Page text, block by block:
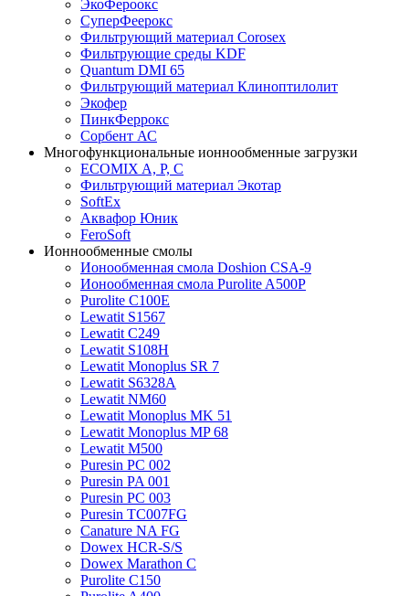
ЭкоФероокс
СуперФеерокс
Фильтрующий материал Corosex
Фильтрующие среды KDF
Quantum DMI 65
Фильтрующий материал Клиноптилолит
Экофер
ПинкФеррокс
Сорбент АС
Многофункциональные ионнообменные загрузки
ECOMIX A, P, C
Фильтрующий материал Экотар
SoftEx
Аквафор Юник
FeroSoft
Ионнообменные смолы
Ионообменная смола Doshion CSA-9
Ионообменная смола Purolite A500P
Purolite C100E
Lewatit S1567
Lewatit С249
Lewatit S108H
Lewatit Monoplus SR 7
Lewatit S6328A
Lewatit NM60
Lewatit Monoplus MK 51
Lewatit Monoplus MP 68
Lewatit М500
Puresin PC 002
Puresin PA 001
Puresin PC 003
Puresin TC007FG
Canature NA FG
Dowex HCR-S/S
Dowex Marathon C
Purolite C150